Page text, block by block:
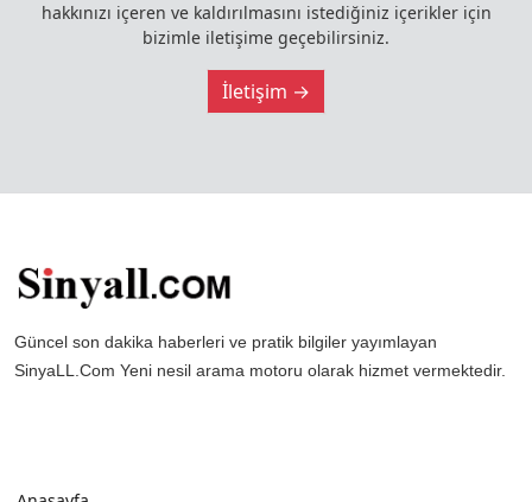
hakkınızı içeren ve kaldırılmasını istediğiniz içerikler için
bizimle iletişime geçebilirsiniz.
İletişim →
Güncel son dakika haberleri ve pratik bilgiler yayımlayan
SinyaLL.Com Yeni nesil arama motoru olarak hizmet vermektedir.